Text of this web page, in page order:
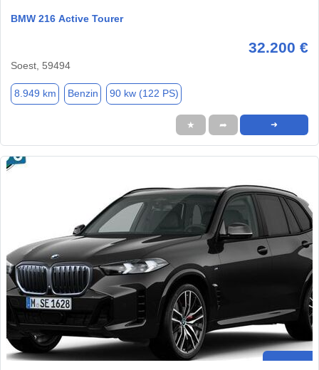
BMW 216 Active Tourer
32.200 €
Soest, 59494
8.949 km Benzin 90 kw (122 PS)
★ ➦ ➜